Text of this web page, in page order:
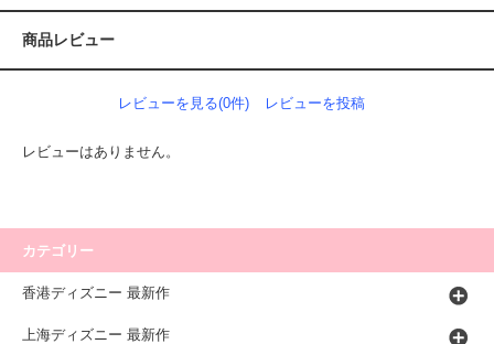
商品レビュー
レビューを見る(0件) レビューを投稿
レビューはありません。
カテゴリー
香港ディズニー 最新作
上海ディズニー 最新作